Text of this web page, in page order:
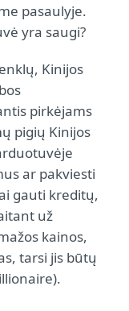
pasaulyje.
yra saugi?
Kinijos
pirkėjams
pigių Kinijos
ar pakviesti
gauti kreditų,
už
kainos,
tarsi jis būtų